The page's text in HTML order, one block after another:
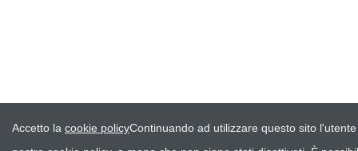
Accetto la cookie policyContinuando ad utilizzare questo sito